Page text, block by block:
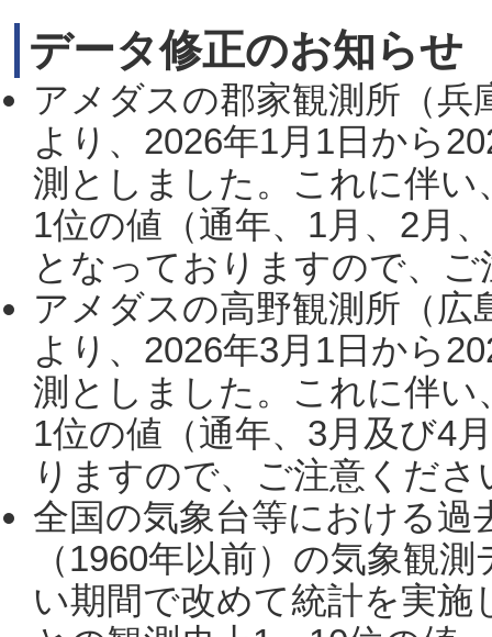
データ修正のお知らせ
アメダスの郡家観測所（
より、2026年1月1日から
測としました。これに伴い
1位の値（通年、1月、2月
となっておりますので、
アメダスの高野観測所（
より、2026年3月1日から
測としました。これに伴い
1位の値（通年、3月及び4
りますので、ご注意くだ
全国の気象台等における過
（1960年以前）の気象観
い期間で改めて統計を実